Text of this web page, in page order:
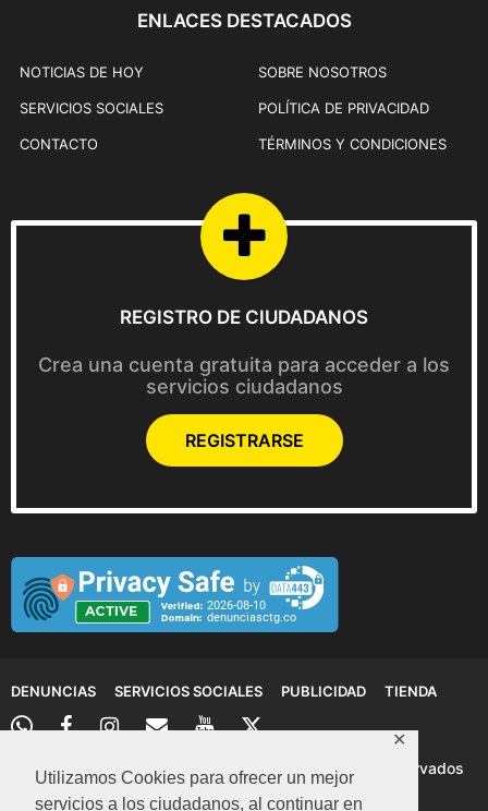
Utilizamos Cookies para ofrecer un mejor
servicios a los ciudadanos, al continuar en
✕
0
0
0
ENLACES DESTACADOS
NOTICIAS DE HOY
SERVICIOS SOCIALES
CONTACTO
SOBRE NOSOTROS
POLÍTICA DE PRIVACIDAD
TÉRMINOS Y CONDICIONES
REGISTRO DE CIUDADANOS
Crea una cuenta gratuita para acceder a los
servicios ciudadanos
REGISTRARSE
DENUNCIAS SERVICIOS SOCIALES PUBLICIDAD TIENDA
© 2026 Denuncias Cartagena: Todos los derechos reservados